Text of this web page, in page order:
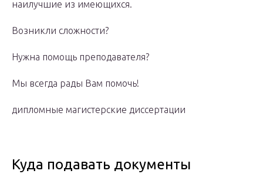
наилучшие из имеющихся.
Возникли сложности?
Нужна помощь преподавателя?
Мы всегда рады Вам помочь!
дипломные магистерские диссертации
Куда подавать документы